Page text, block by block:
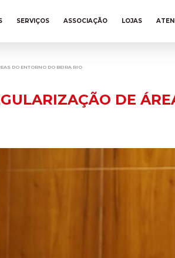
SERVIÇOS ASSOCIAÇÃO LOJAS
DO ENTORNO DO BEIRA RIO
DE